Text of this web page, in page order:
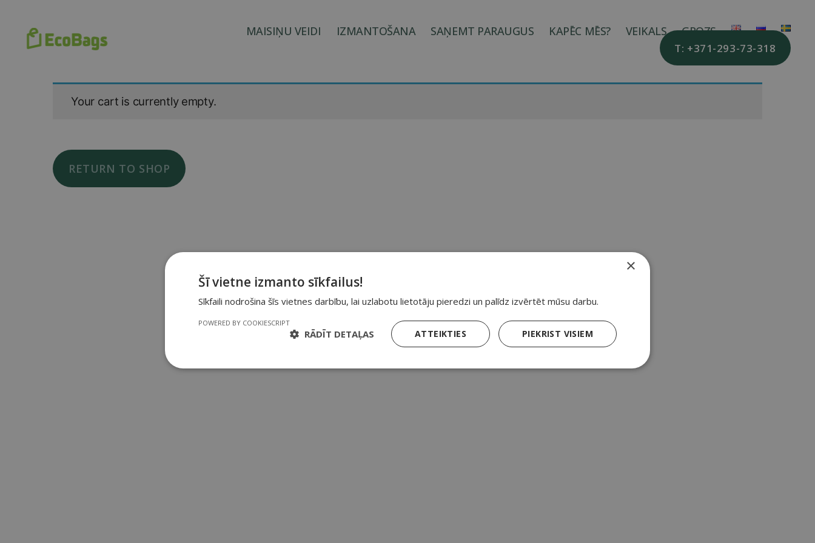
MAISIŅU VEIDI IZMANTOŠANA SAŅEMT PARAUGUS KAPĒC MĒS? VEIKALS GROZS
T: +371-293-73-318
Your cart is currently empty.
RETURN TO SHOP
×
Šī vietne izmanto sīkfailus!
Sīkfaili nodrošina šīs vietnes darbību, lai uzlabotu lietotāju pieredzi un palīdz izvērtēt mūsu darbu.
PIEKRIST VISIEM
ATTEIKTIES
RĀDĪT DETAĻAS
POWERED BY COOKIESCRIPT